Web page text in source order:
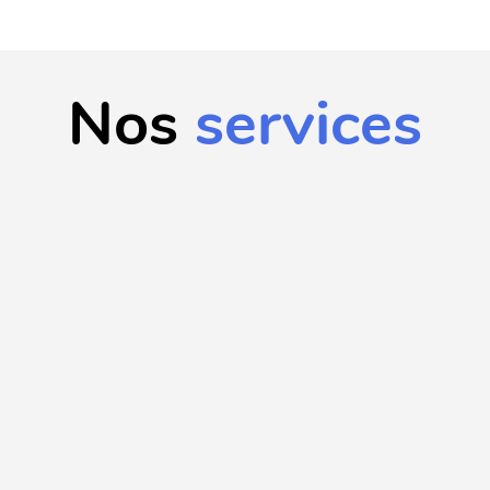
Nos services